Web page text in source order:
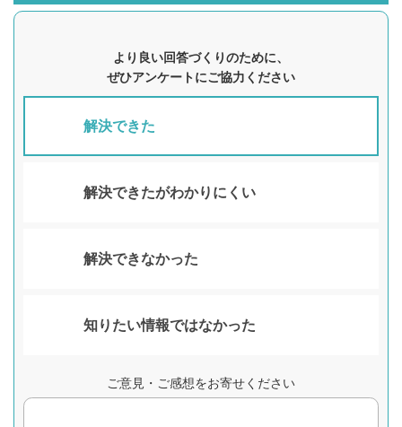
より良い回答づくりのために、
ぜひアンケートにご協力ください
解決できた
解決できたがわかりにくい
解決できなかった
知りたい情報ではなかった
ご意見・ご感想をお寄せください